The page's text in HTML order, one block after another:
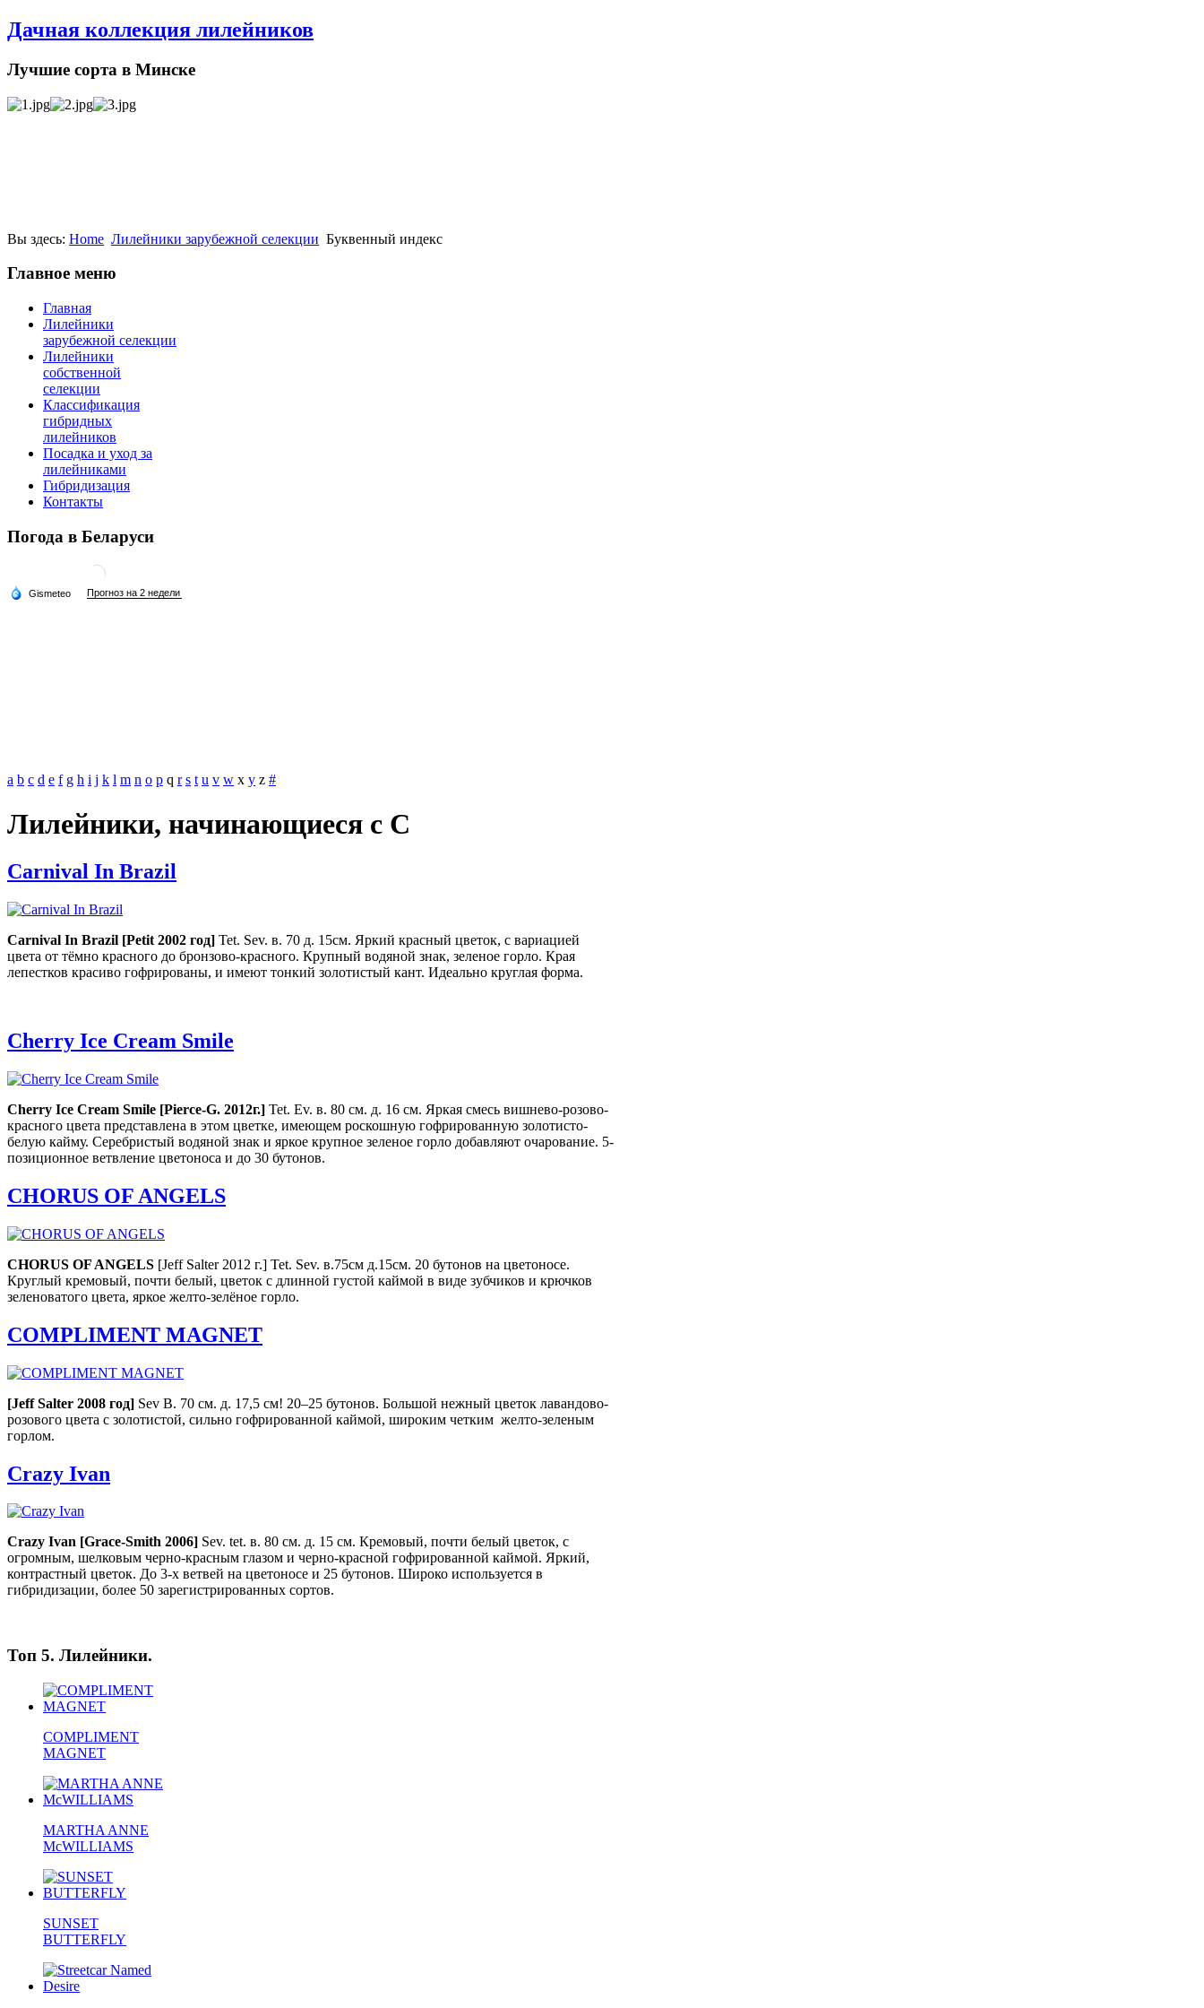
Дачная коллекция лилейников
Лучшие сорта в Минске
Вы здесь: Home Лилейники зарубежной селекции Буквенный индекс
Главное меню
Главная
Лилейники
зарубежной селекции
Лилейники
собственной
селекции
Классификация
гибридных
лилейников
Посадка и уход за
лилейниками
Гибридизация
Контакты
Погода в Беларуси
a b c d e f g h i j k l m n o p q r s t u v w x y z #
Лилейники, начинающиеся с C
Carnival In Brazil
Carnival In Brazil [Petit 2002 год] Tet. Sev. в. 70 д. 15см. Яркий красный цветок, с вариацией
цвета от тёмно красного до бронзово-красного. Крупный водяной знак, зеленое горло. Края
лепестков красиво гофрированы, и имеют тонкий золотистый кант. Идеально круглая форма.
Cherry Ice Cream Smile
Cherry Ice Cream Smile [Pierce-G. 2012г.] Tet. Ev. в. 80 см. д. 16 см. Яркая смесь вишнево-розово-
красного цвета представлена в этом цветке, имеющем роскошную гофрированную золотисто-
белую кайму. Серебристый водяной знак и яркое крупное зеленое горло добавляют очарование. 5-
позиционное ветвление цветоноса и до 30 бутонов.
CHORUS OF ANGELS
CHORUS OF ANGELS [Jeff Salter 2012 г.] Tet. Sev. в.75см д.15см. 20 бутонов на цветоносе.
Круглый кремовый, почти белый, цветок с длинной густой каймой в виде зубчиков и крючков
зеленоватого цвета, яркое желто-зелёное горло.
COMPLIMENT MAGNET
[Jeff Salter 2008 год] Sev В. 70 см. д. 17,5 см! 20–25 бутонов. Большой нежный цветок лавандово-
розового цвета с золотистой, сильно гофрированной каймой, широким четким желто-зеленым
горлом.
Crazy Ivan
Crazy Ivan [Grace-Smith 2006] Sev. tet. в. 80 см. д. 15 см. Кремовый, почти белый цветок, с
огромным, шелковым черно-красным глазом и черно-красной гофрированной каймой. Яркий,
контрастный цветок. До 3-х ветвей на цветоносе и 25 бутонов. Широко используется в
гибридизации, более 50 зарегистрированных сортов.
Топ 5. Лилейники.
COMPLIMENT
MAGNET
MARTHA ANNE
McWILLIAMS
SUNSET
BUTTERFLY